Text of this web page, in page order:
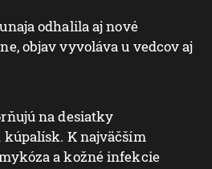
odhalila aj nové
objav vyvoláva u vedcov aj
na desiatky
K najväčším
a kožné infekcie